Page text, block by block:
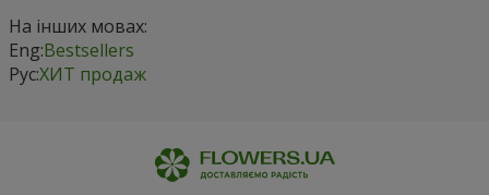
На інших мовах:
Eng:Bestsellers
Рус:ХИТ продаж